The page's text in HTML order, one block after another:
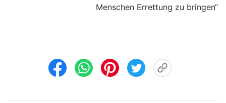
Menschen Errettung zu bringen“